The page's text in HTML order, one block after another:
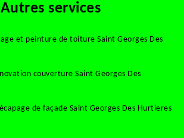
Autres services
et peinture de toiture Saint Georges Des
couverture Saint Georges Des
de façade Saint Georges Des Hurtieres